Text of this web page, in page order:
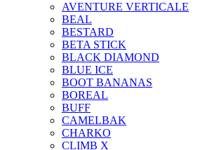
AVENTURE VERTICALE
BEAL
BESTARD
BETA STICK
BLACK DIAMOND
BLUE ICE
BOOT BANANAS
BOREAL
BUFF
CAMELBAK
CHARKO
CLIMB X